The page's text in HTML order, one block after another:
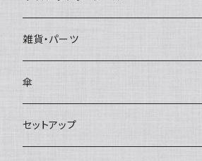
雑貨・パーツ
傘
セットアップ